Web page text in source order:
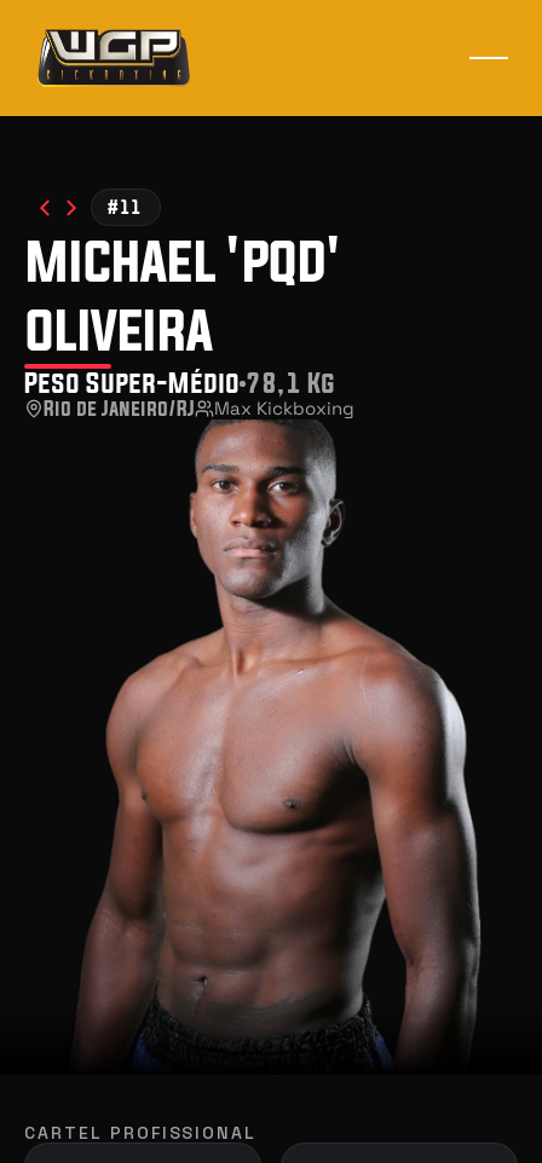
#11
michael 'pqd'
oliveira
Peso Super-Médio 78,1 Kg
Rio de Janeiro/RJ Max Kickboxing
CARTEL PROFISSIONAL